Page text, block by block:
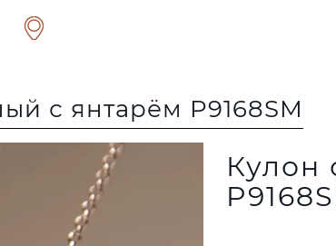
с янтарём P9168SM
Кулон